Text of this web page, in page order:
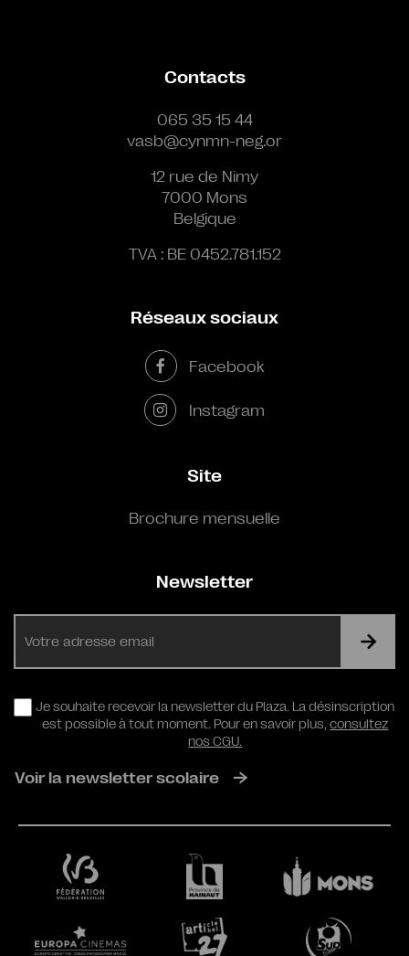
Contacts
065 35 15 44
vasb@cynmn-neg.or
12 rue de Nimy
7000 Mons
Belgique
TVA : BE 0452.781.152
Réseaux sociaux
Facebook
Instagram
Site
Brochure mensuelle
Newsletter
RGPD
Je souhaite recevoir la newsletter du Plaza. La désinscription
est possible à tout moment. Pour en savoir plus,consultez
nos CGU.
Voir la newsletter scolaire